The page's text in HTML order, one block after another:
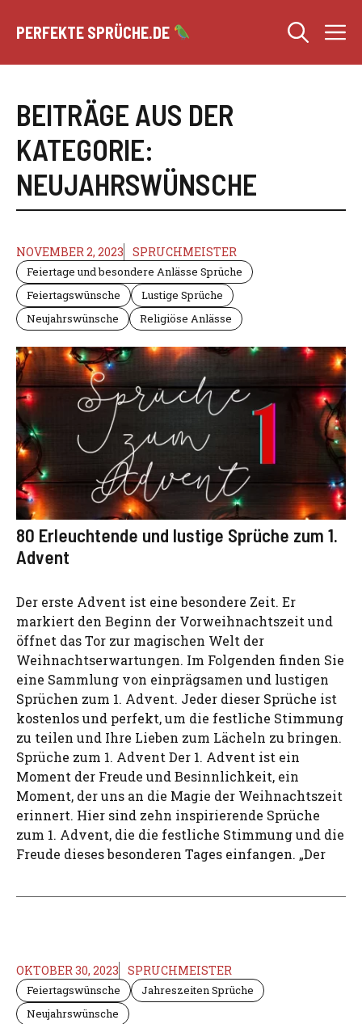
Inhalt
PERFEKTE SPRÜCHE.DE
BEITRÄGE AUS DER
KATEGORIE:
NEUJAHRSWÜNSCHE
NOVEMBER 2, 2023 SPRUCHMEISTER
Feiertage und besondere Anlässe Sprüche
Feiertagswünsche
Lustige Sprüche
Neujahrswünsche
Religiöse Anlässe
80 Erleuchtende und lustige Sprüche zum 1.
Advent
Der erste Advent ist eine besondere Zeit. Er
markiert den Beginn der Vorweihnachtszeit und
öffnet das Tor zur magischen Welt der
Weihnachtserwartungen. Im Folgenden finden Sie
eine Sammlung von einprägsamen und lustigen
Sprüchen zum 1. Advent. Jeder dieser Sprüche ist
kostenlos und perfekt, um die festliche Stimmung
zu teilen und Ihre Lieben zum Lächeln zu bringen.
Sprüche zum 1. Advent Der 1. Advent ist ein
Moment der Freude und Besinnlichkeit, ein
Moment, der uns an die Magie der Weihnachtszeit
erinnert. Hier sind zehn inspirierende Sprüche
zum 1. Advent, die die festliche Stimmung und die
Freude dieses besonderen Tages einfangen. „Der
OKTOBER 30, 2023 SPRUCHMEISTER
Feiertagswünsche
Jahreszeiten Sprüche
Neujahrswünsche